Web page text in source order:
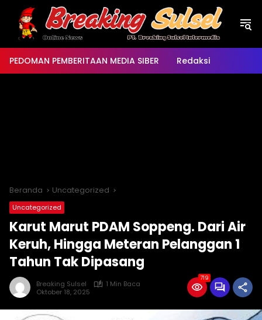
Langsung
konten
PEDOMAN PEMBERITAAN MEDIA SIBER Redaksi
Beranda Uncategorized
Uncategorized
Karut Marut PDAM Soppeng. Dari Air
Keruh, Hingga Meteran Pelanggan 1
Tahun Tak Dipasang
Breaking Sulsel
1 Min Baca
Oktober 18, 2025
719